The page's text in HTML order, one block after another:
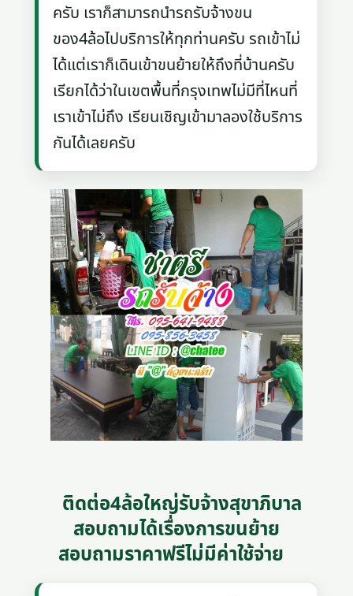
ครับ เราก็สามารถนำรถรับจ้างขน
ของ4ล้อไปบริการให้ทุกท่านครับ รถเข้าไม่
ได้แต่เราก็เดินเข้าขนย้ายให้ถึงที่บ้านครับ
เรียกได้ว่าในเขตพื้นที่กรุงเทพไม่มีที่ไหนที่
เราเข้าไม่ถึง เรียนเชิญเข้ามาลองใช้บริการ
กันได้เลยครับ
ติดต่อ4ล้อใหญ่รับจ้างสุขาภิบาล
สอบถามได้เรื่องการขนย้าย
สอบถามราคาฟรีไม่มีค่าใช้จ่าย